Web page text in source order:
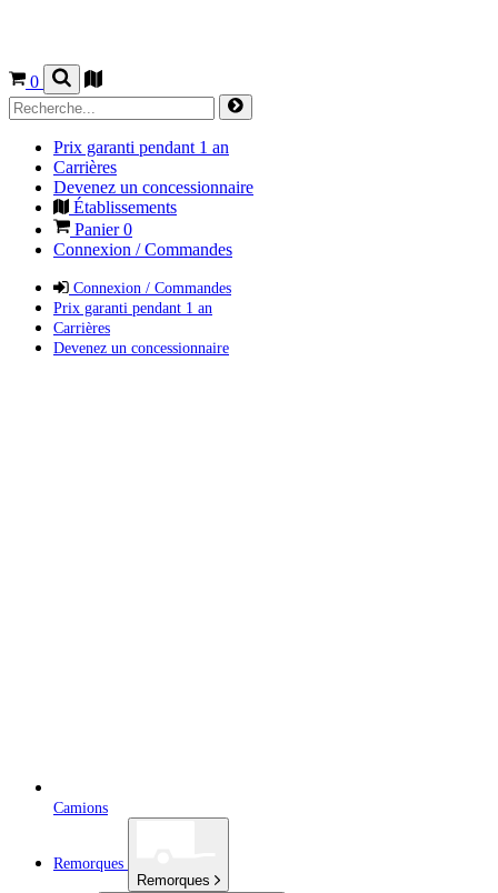
0
Prix garanti pendant 1 an
Carrières
Devenez un concessionnaire
Établissements
Panier0
Connexion / Commandes
Connexion / Commandes
Prix garanti pendant 1 an
Carrières
Devenez un concessionnaire
Camions
Remorques
Remorques